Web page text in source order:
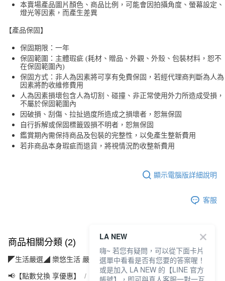
本賣場產品圖片顏色、商品比例，可能會因拍攝角度、螢幕設定、
燈光等因素，而產生差異
【產品保固】
保固期限：一年
保固範圍：主體瑕疵 (耗材、贈品、外觀、外殼、包裝材料，恕不
在保固範圍內)
保固方式：非人為因素將可享有免費保固，若經代理商判斷為人為
因素將酌收維修費用
人為因素損壞包含人為切割、碰撞、非正常使用外力所造成受損，
不屬於保固範圍內
因破損、刮傷、拉扯過度所造成之損壞者，恕無保固
自行拆解或保固標籤毀損不明者，恕無保固
鑑賞期內需保持商品及包裝的完整性，以免產生整新費用
若非商品本身瑕疵而退貨，將視情況酌收整新費用
顯示電腦版詳細說明
客服
商品相關分類 (2)
◤生活嚴選◢ 樂悠生活 嚴選好物 運動休閒(運動/旅遊/配件)
📢【點數兌換 享優惠】 【5點】點點金兌換專區
LA NEW
嗨~ 若您有疑問，可以從下面卡片
選單中看看是否有您要的答案喔！
或是加入 LA NEW 的【LINE 官方
帳號】，即可與真人客服一對一互